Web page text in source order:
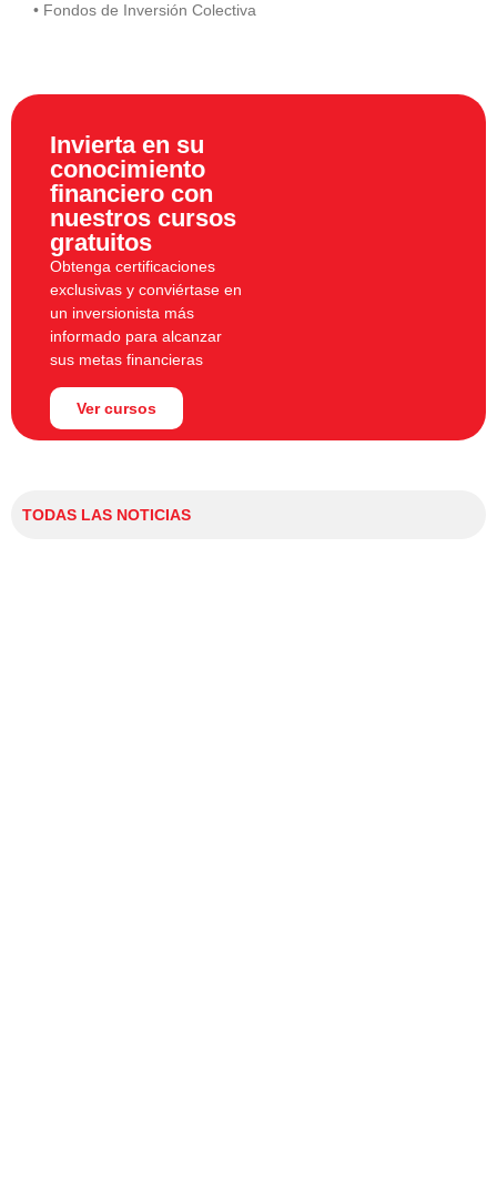
• Fondos de Inversión Colectiva
Invierta en su
conocimiento
financiero con
nuestros cursos
gratuitos
Obtenga certificaciones
exclusivas y conviértase en
un inversionista más
informado para alcanzar
sus metas financieras
Ver cursos
TODAS LAS NOTICIAS